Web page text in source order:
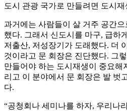
도시 관광 국가로 만들려면 도시
과거에는 사람들이 살 거주 공간
했다. 그래서 신도시를 마구, 급하
저출산, 저성장기가 도래했다. 더
것이라고 문 회장은 진단했다. 그
만들어야 하는 도시재생이 중요해
리고 이 분야에서 문 회장은 발 벗
다.
“공청회나 세미나를 하자, 우리나